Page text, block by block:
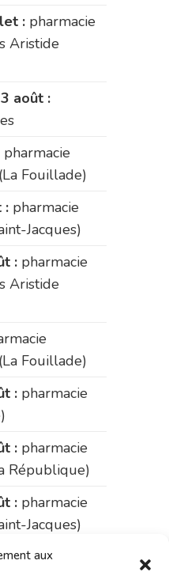
aux
: pharmacie
Aristide
août :
pharmacie
Fouillade)
: pharmacie
Jacques)
: pharmacie
Aristide
Fouillade)
: pharmacie
: pharmacie
République)
: pharmacie
Jacques)
septembre :
Dumas (La